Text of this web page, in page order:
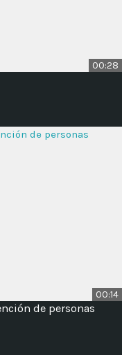
00:28
00:14
de personas